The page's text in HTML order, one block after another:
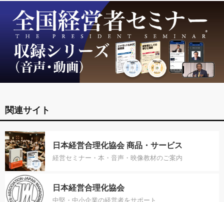
関連サイト
日本経営合理化協会 商品・サービス
経営セミナー・本・音声・映像教材のご案内
日本経営合理化協会
中堅・中小企業の経営者をサポート